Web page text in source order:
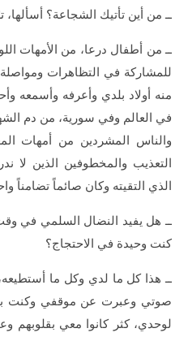
ــ من أين تأتيك الشجاعة؟ أسألها،
ــ من أطفال درعا، من الأمهات
للمشاركة في التظاهرات
منه أولاد بلدي وأعرفه
في العالم وفي سورية، من دم
والناس المشردين من أمهات
التعذيب والمخطوفين الذين لا
الذي التقيته وكان صائماً تضامناً
ــ هل يفيد النضال السلمي في
كنت وحيدة في الاحتجاج؟
ــ هذا كل ما لدي وكل ما
صوتي وعبرت عن موقفي وكنت
لوحدي، كثر كانوا معي بقلوبهم